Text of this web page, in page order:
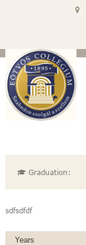
teszt
Graduation:
sdfsdfdf
Years